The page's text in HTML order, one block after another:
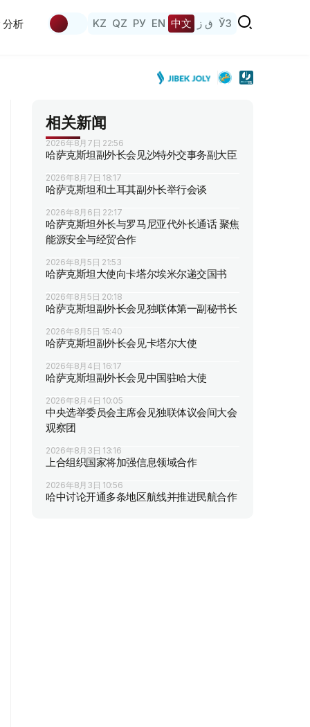
分析 KZ QZ РУ EN 中文 ق ز ЎЗ
相关新闻
2026年8月7日 22:56
哈萨克斯坦副外长会见沙特外交事务副大臣
2026年8月7日 18:17
哈萨克斯坦和土耳其副外长举行会谈
2026年8月6日 22:17
哈萨克斯坦外长与罗马尼亚代外长通话 聚焦
能源安全与经贸合作
2026年8月5日 21:53
哈萨克斯坦大使向卡塔尔埃米尔递交国书
2026年8月5日 20:18
哈萨克斯坦副外长会见独联体第一副秘书长
2026年8月5日 15:40
哈萨克斯坦副外长会见卡塔尔大使
2026年8月4日 16:17
哈萨克斯坦副外长会见中国驻哈大使
2026年8月4日 10:05
中央选举委员会主席会见独联体议会间大会
观察团
2026年8月3日 13:16
上合组织国家将加强信息领域合作
2026年8月3日 10:56
哈中讨论开通多条地区航线并推进民航合作